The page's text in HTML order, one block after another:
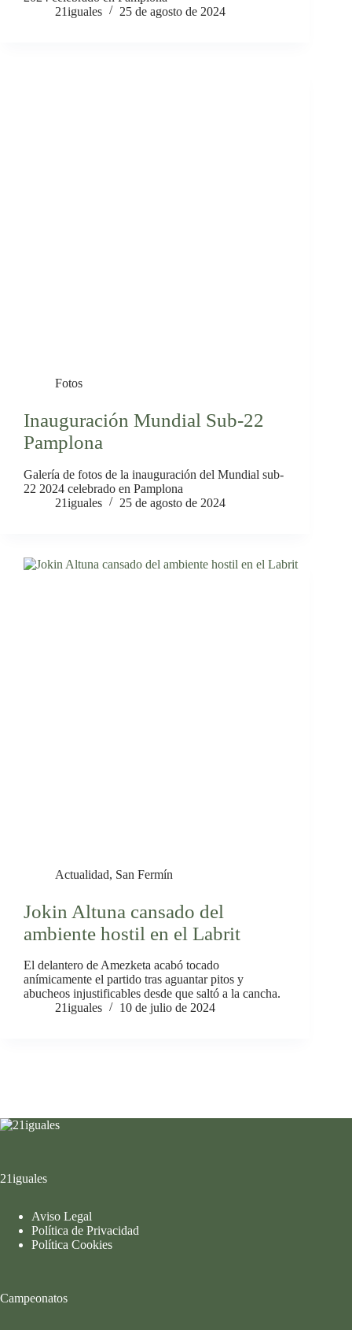
21iguales
25 de agosto de 2024
Fotos
Inauguración Mundial Sub-22
Pamplona
Galería de fotos de la inauguración del Mundial sub-
22 2024 celebrado en Pamplona
21iguales
25 de agosto de 2024
Actualidad, San Fermín
Jokin Altuna cansado del
ambiente hostil en el Labrit
El delantero de Amezketa acabó tocado
anímicamente el partido tras aguantar pitos y
abucheos injustificables desde que saltó a la cancha.
21iguales
10 de julio de 2024
21iguales
Aviso Legal
Política de Privacidad
Política Cookies
Campeonatos